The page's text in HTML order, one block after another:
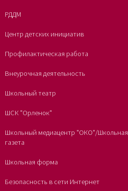
РДДМ
Центр детских инициатив
Профилактическая работа
Внеурочная деятельность
Школьный театр
ШСК "Орленок"
Школьный медиацентр "ОКО"/Школьная
газета
Школьная форма
Безопасность в сети Интернет